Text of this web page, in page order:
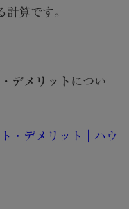
計算です。
デメリット につい
・デメリット｜ハウ